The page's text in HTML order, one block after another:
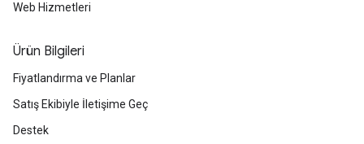
Web Hizmetleri
Ürün Bilgileri
Fiyatlandırma ve Planlar
Satış Ekibiyle İletişime Geç
Destek